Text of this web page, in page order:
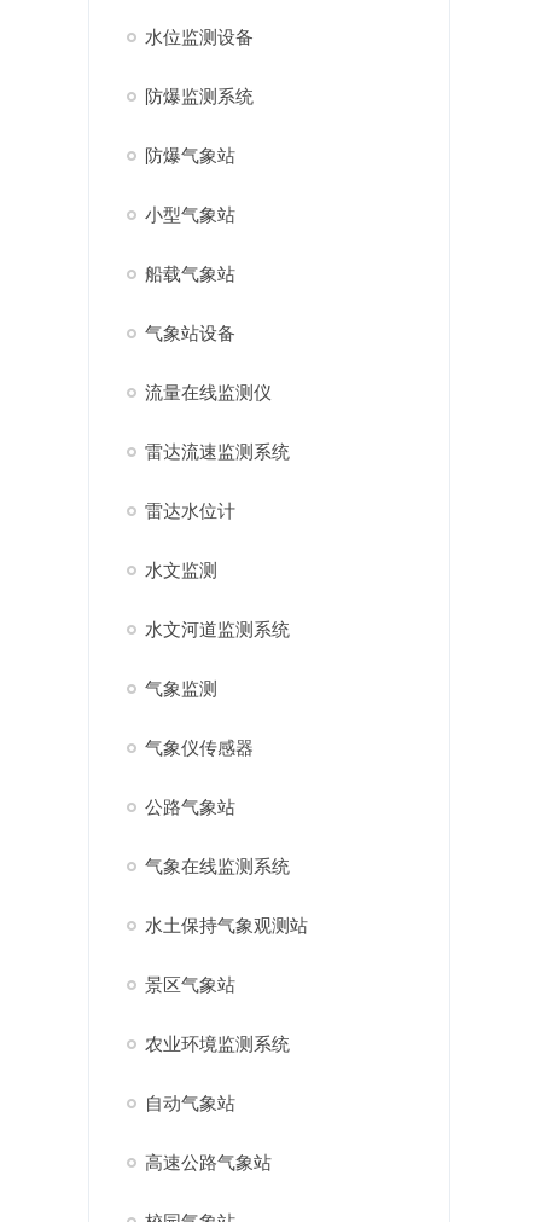
水位监测设备
防爆监测系统
防爆气象站
小型气象站
船载气象站
气象站设备
流量在线监测仪
雷达流速监测系统
雷达水位计
水文监测
水文河道监测系统
气象监测
气象仪传感器
公路气象站
气象在线监测系统
水土保持气象观测站
景区气象站
农业环境监测系统
自动气象站
高速公路气象站